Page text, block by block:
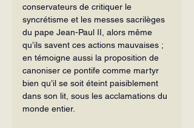
conservateurs de critiquer le
syncrétisme et les messes sacrilèges
du pape Jean-Paul II, alors même
qu’ils savent ces actions mauvaises ;
en témoigne aussi la proposition de
canoniser ce pontife comme martyr
bien qu’il se soit éteint paisiblement
dans son lit, sous les acclamations du
monde entier.